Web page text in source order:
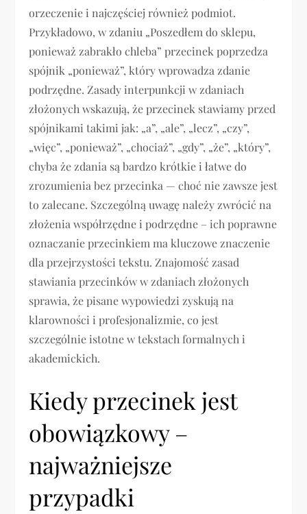
orzeczenie i najczęściej również podmiot.
Przykładowo, w zdaniu „Poszedłem do sklepu,
ponieważ zabrakło chleba” przecinek poprzedza
spójnik „ponieważ”, który wprowadza zdanie
podrzędne. Zasady interpunkcji w zdaniach
złożonych wskazują, że przecinek stawiamy przed
spójnikami takimi jak: „a”, „ale”, „lecz”, „czy”,
„więc”, „ponieważ”, „chociaż”, „gdy”, „że”, „który”,
chyba że zdania są bardzo krótkie i łatwe do
zrozumienia bez przecinka — choć nie zawsze jest
to zalecane. Szczególną uwagę należy zwrócić na
złożenia współrzędne i podrzędne – ich poprawne
oznaczanie przecinkiem ma kluczowe znaczenie
dla przejrzystości tekstu. Znajomość zasad
stawiania przecinków w zdaniach złożonych
sprawia, że pisane wypowiedzi zyskują na
klarowności i profesjonalizmie, co jest
szczególnie istotne w tekstach formalnych i
akademickich.
Kiedy przecinek jest
obowiązkowy –
najważniejsze
przypadki